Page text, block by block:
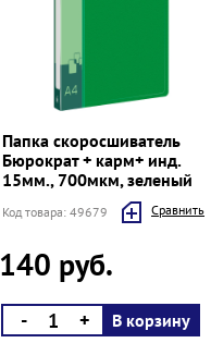
Папка скоросшиватель
Бюрократ + карм+ инд.
15мм., 700мкм, зеленый
Код товара: 49679 Cравнить
140 руб.
- + В корзину